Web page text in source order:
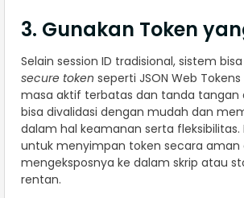
3. Gunakan Token
Selain session ID tradisional, sistem
secure token seperti JSON Web
masa aktif terbatas dan tanda tangan
bisa divalidasi dengan mudah dan
dalam hal keamanan serta
untuk menyimpan token secara aman
mengeksposnya ke dalam skrip atau
rentan.